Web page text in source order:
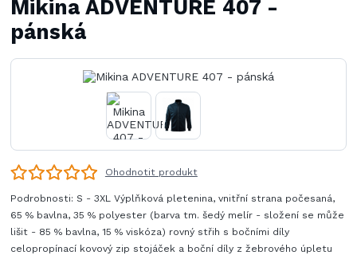
Mikina ADVENTURE 407 -
pánská
Ohodnotit produkt
Podrobnosti: S - 3XL Výplňková pletenina, vnitřní strana počesaná,
65 % bavlna, 35 % polyester (barva tm. šedý melír - složení se může
lišit - 85 % bavlna, 15 % viskóza) rovný střih s bočními díly
celopropínací kovový zip stojáček a boční díly z žebrového úpletu